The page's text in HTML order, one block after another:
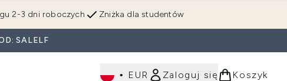
Zniżka dla studentów
2-3 dni roboczych
SALELF
• EUR Zaloguj się Koszyk